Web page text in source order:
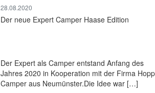
28.08.2020
Der neue Expert Camper Haase Edition
Der Expert als Camper entstand Anfang des
Jahres 2020 in Kooperation mit der Firma
Camper aus Neumünster.Die Idee war […]